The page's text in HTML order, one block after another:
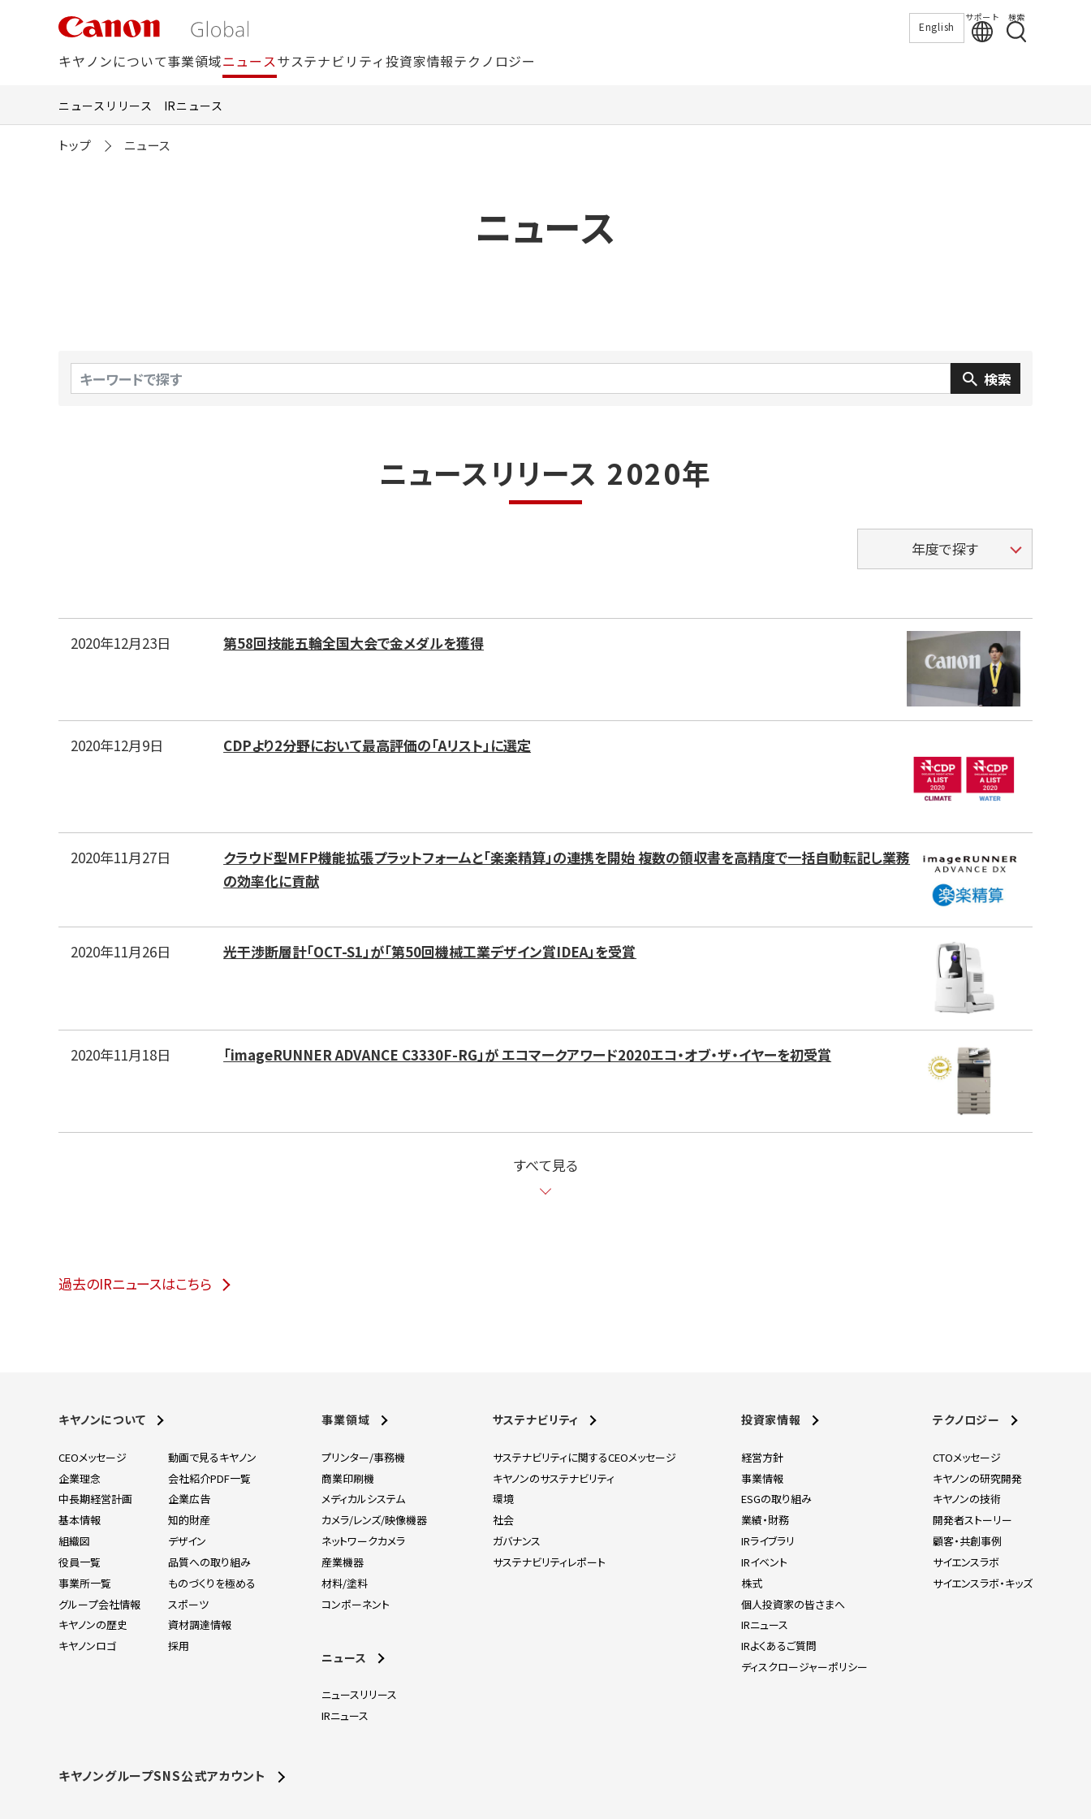
へ
English
サポート 検索
キヤノンについて事業領域ニュースサステナビリティ投資家情報テクノロジー
ニュースリリース IRニュース
トップ ニュース
ニュース
ニュースリリース 2020年
年度で探す
2020年12月23日 第58回技能五輪全国大会で金メダルを獲得
2020年12月9日 CDPより2分野において最高評価の「Aリスト」に選定
2020年11月27日
クラウド型MFP機能拡張プラットフォームと「楽楽精算」の連携を開始 複数の領収書を高精度で一括自動転記し業務
の効率化に貢献
2020年11月26日 光干渉断層計「OCT-S1」が「第50回機械工業デザイン賞IDEA」を受賞
2020年11月18日 「imageRUNNER ADVANCE C3330F-RG」が エコマークアワード2020エコ・オブ・ザ・イヤーを初受賞
すべて見る
過去のIRニュースはこちら
キヤノンについて
CEOメッセージ
企業理念
中長期経営計画
基本情報
組織図
役員一覧
事業所一覧
グループ会社情報
キヤノンの歴史
キヤノンロゴ
動画で見るキヤノン
会社紹介PDF一覧
企業広告
知的財産
デザイン
品質への取り組み
ものづくりを極める
スポーツ
資材調達情報
採用
事業領域
プリンター/事務機
商業印刷機
メディカルシステム
カメラ/レンズ/映像機器
ネットワークカメラ
産業機器
材料/塗料
コンポーネント
ニュース
ニュースリリース
IRニュース
サステナビリティ
サステナビリティに関するCEOメッセージ
キヤノンのサステナビリティ
環境
社会
ガバナンス
サステナビリティレポート
投資家情報
経営方針
事業情報
ESGの取り組み
業績・財務
IRライブラリ
IRイベント
株式
個人投資家の皆さまへ
IRニュース
IRよくあるご質問
ディスクロージャーポリシー
テクノロジー
CTOメッセージ
キヤノンの研究開発
キヤノンの技術
開発者ストーリー
顧客・共創事例
サイエンスラボ
サイエンスラボ・キッズ
キヤノングループSNS公式アカウント